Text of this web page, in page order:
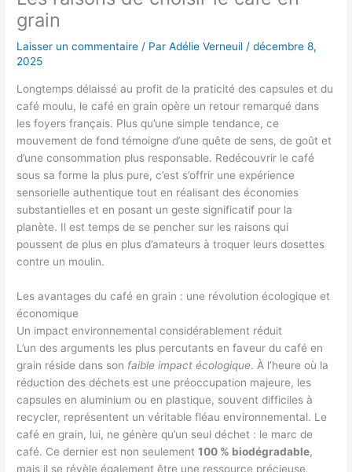
grain
Laisser un commentaire / ParAdélie Verneuil /décembre 8,
2025
Longtemps délaissé au profit de la praticité des capsules et du
café moulu, le café en grain opère un retour remarqué dans
les foyers français. Plus qu’une simple tendance, ce
mouvement de fond témoigne d’une quête de sens, de goût et
d’une consommation plus responsable. Redécouvrir le café
sous sa forme la plus pure, c’est s’offrir une expérience
sensorielle authentique tout en réalisant des économies
substantielles et en posant un geste significatif pour la
planète. Il est temps de se pencher sur les raisons qui
poussent de plus en plus d’amateurs à troquer leurs dosettes
contre un moulin.
Les avantages du café en grain : une révolution écologique et
économique
Un impact environnemental considérablement réduit
L’un des arguments les plus percutants en faveur du café en
grain réside dans son faible impact écologique. À l’heure où la
réduction des déchets est une préoccupation majeure, les
capsules en aluminium ou en plastique, souvent difficiles à
recycler, représentent un véritable fléau environnemental. Le
café en grain, lui, ne génère qu’un seul déchet : le marc de
café. Ce dernier est non seulement100 % biodégradable,
mais il se révèle également être une ressource précieuse.